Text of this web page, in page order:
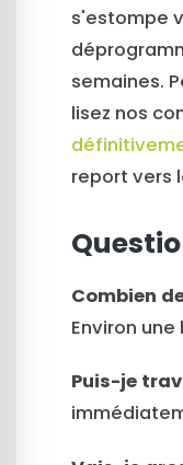
s'estompe
semaines.
lisez nos
report vers
Combien
Environ
Puis-je